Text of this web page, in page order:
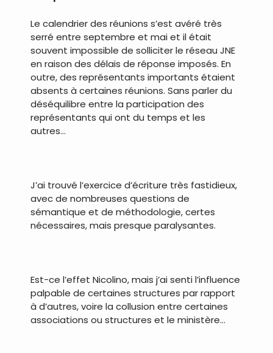
Le calendrier des réunions s’est avéré très
serré entre septembre et mai et il était
souvent impossible de solliciter le réseau JNE
en raison des délais de réponse imposés. En
outre, des représentants importants étaient
absents à certaines réunions. Sans parler du
déséquilibre entre la participation des
représentants qui ont du temps et les
autres…
J’ai trouvé l’exercice d’écriture très fastidieux,
avec de nombreuses questions de
sémantique et de méthodologie, certes
nécessaires, mais presque paralysantes.
Est-ce l’effet Nicolino, mais j’ai senti l’influence
palpable de certaines structures par rapport
à d’autres, voire la collusion entre certaines
associations ou structures et le ministère…